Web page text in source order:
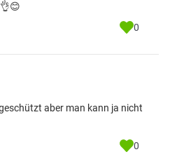
0
aber man kann ja nicht
0